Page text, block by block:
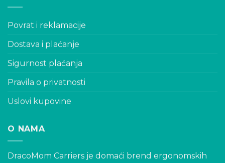
chosen
the
product
Povrat i reklamacije
Dostava i plaćanje
Sigurnost plaćanja
Pravila o privatnosti
Uslovi kupovine
O NAMA
DracoMom Carriers je domaći brend ergonomskih